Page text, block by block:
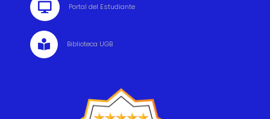
 Portal del Estudiante
 Biblioteca UGB